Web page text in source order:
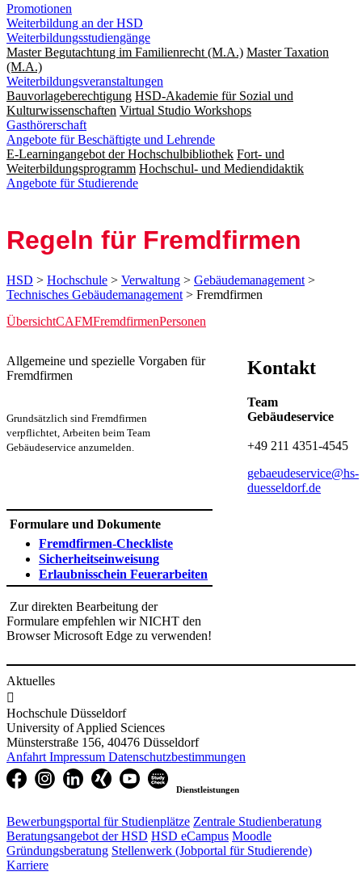
Promotionen
Weiterbildung an der HSD
Weiterbildungsstudiengänge
Master Begutachtung im Familienrecht (M.A.) Master Taxation
(M.A.)
Weiterbildungsveranstaltungen
Bauvorlageberechtigung HSD-Akademie für Sozial und
Kulturwissenschaften Virtual Studio Workshops
Gasthörerschaft
Angebote für Beschäftigte und Lehrende
E-Learningangebot der Hochschulbibliothek Fort- und
Weiterbildungsprogramm Hochschul- und Mediendidaktik
Angebote für Studierende
Regeln für Fremd­firmen
HSD > Hochschule > Verwaltung > Gebäudemanagement >
Technisches Gebäudemanagement > Fremdfirmen
ÜbersichtCAFMFremdfirmenPersonen
​​​​​​Allgemeine und spezielle Vorgaben für
Fremdfirmen
Grundsätzlich sind Fremdfirmen
verpflichtet, Arbeiten beim Team
Gebäudeservice anzumelden.
Formulare und Dokumente
Fremdfirmen-Checklis​te
Sicherheitseinweisung
Erlaubnisschein Feuerar​beiten
Zur direkten Bearbeitung der
Formulare empfehlen wir NICHT den
Browser Microsoft Edge zu verwenden!
Kontakt
Team
Gebäudeservice
+49 211 4351-4545​
gebaeudeservice@hs-
duesseldorf.de
Aktuelles

Hochschule Düsseldorf
University of Applied Sciences
Münsterstraße 156, 40476 Düsseldorf
Anfahrt Impressum Datenschutzbestimmungen
Dienstleistungen
Bewerbungsportal für Studienplätze Zentrale Studienberatung
Beratungsangebot der HSD HSD eCampus Moodle
Gründungsberatung Stellenwerk (Jobportal für Studierende)
Karriere